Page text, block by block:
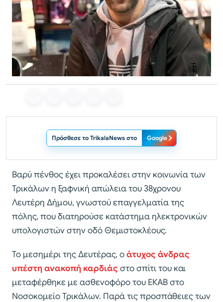
Πρόσθεσε το TrikalaNews στο Google
Βαρύ πένθος έχει προκαλέσει στην κοινωνία των
Τρικάλων η ξαφνική απώλεια του 38χρονου
Λευτέρη Δήμου, γνωστού επαγγελματία της
πόλης, που διατηρούσε κατάστημα ηλεκτρονικών
υπολογιστών στην οδό Θεμιστοκλέους.
Το μεσημέρι της Δευτέρας, οάτυχος άνδρας
υπέστη ανακοπή καρδιάς στο σπίτι του και
μεταφέρθηκε με ασθενοφόρο του ΕΚΑΒ στο
Νοσοκομείο Τρικάλων. Παρά τις προσπάθειες των